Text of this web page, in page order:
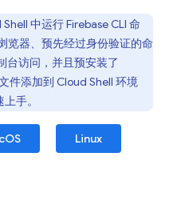
Shell 中运行FirebaseCLI 命
览器、预先经过身份验证的命
台访问，并且预安装了
件添加到 Cloud Shell 环境
手。
Linux